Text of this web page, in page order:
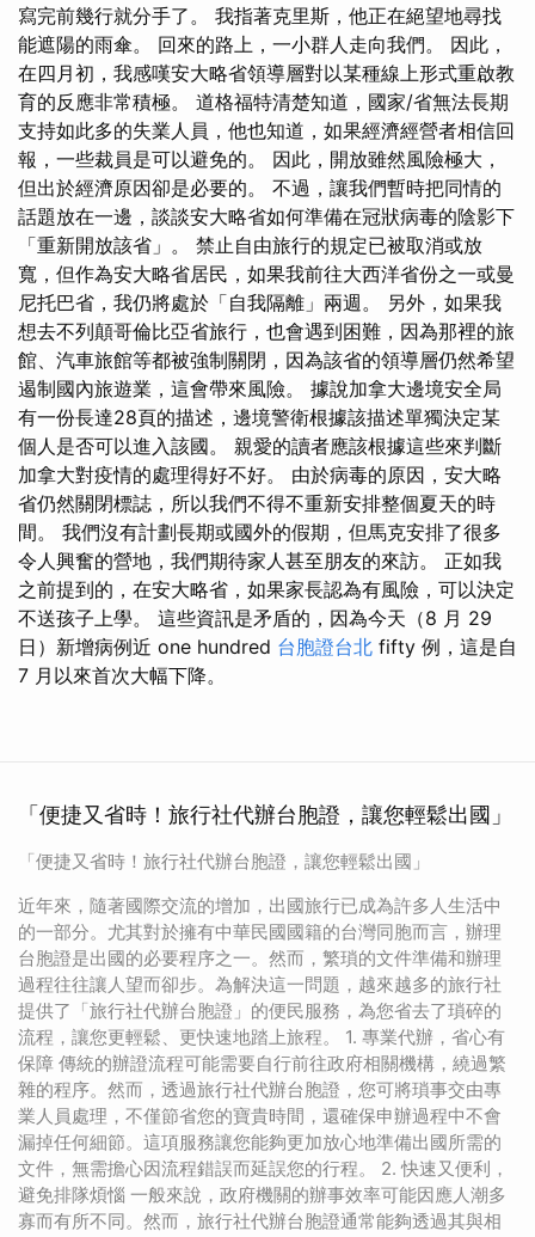
寫完前幾行就分手了。 我指著克里斯，他正在絕望地尋找
能遮陽的雨傘。 回來的路上，一小群人走向我們。 因此，
在四月初，我感嘆安大略省領導層對以某種線上形式重啟教
育的反應非常積極。 道格福特清楚知道，國家/省無法長期
支持如此多的失業人員，他也知道，如果經濟經營者相信回
報，一些裁員是可以避免的。 因此，開放雖然風險極大，
但出於經濟原因卻是必要的。 不過，讓我們暫時把同情的
話題放在一邊，談談安大略省如何準備在冠狀病毒的陰影下
「重新開放該省」。 禁止自由旅行的規定已被取消或放
寬，但作為安大略省居民，如果我前往大西洋省份之一或曼
尼托巴省，我仍將處於「自我隔離」兩週。 另外，如果我
想去不列顛哥倫比亞省旅行，也會遇到困難，因為那裡的旅
館、汽車旅館等都被強制關閉，因為該省的領導層仍然希望
遏制國內旅遊業，這會帶來風險。 據說加拿大邊境安全局
有一份長達28頁的描述，邊境警衛根據該描述單獨決定某
個人是否可以進入該國。 親愛的讀者應該根據這些來判斷
加拿大對疫情的處理得好不好。 由於病毒的原因，安大略
省仍然關閉標誌，所以我們不得不重新安排整個夏天的時
間。 我們沒有計劃長期或國外的假期，但馬克安排了很多
令人興奮的營地，我們期待家人甚至朋友的來訪。 正如我
之前提到的，在安大略省，如果家長認為有風險，可以決定
不送孩子上學。 這些資訊是矛盾的，因為今天（8 月 29
日）新增病例近 one hundred 台胞證台北 fifty 例，這是自
7 月以來首次大幅下降。
「便捷又省時！旅行社代辦台胞證，讓您輕鬆出國」
「便捷又省時！旅行社代辦台胞證，讓您輕鬆出國」
近年來，隨著國際交流的增加，出國旅行已成為許多人生活中
的一部分。尤其對於擁有中華民國國籍的台灣同胞而言，辦理
台胞證是出國的必要程序之一。然而，繁瑣的文件準備和辦理
過程往往讓人望而卻步。為解決這一問題，越來越多的旅行社
提供了「旅行社代辦台胞證」的便民服務，為您省去了瑣碎的
流程，讓您更輕鬆、更快速地踏上旅程。 1. 專業代辦，省心有
保障 傳統的辦證流程可能需要自行前往政府相關機構，繞過繁
雜的程序。然而，透過旅行社代辦台胞證，您可將瑣事交由專
業人員處理，不僅節省您的寶貴時間，還確保申辦過程中不會
漏掉任何細節。這項服務讓您能夠更加放心地準備出國所需的
文件，無需擔心因流程錯誤而延誤您的行程。 2. 快速又便利，
避免排隊煩惱 一般來說，政府機關的辦事效率可能因應人潮多
寡而有所不同。然而，旅行社代辦台胞證通常能夠透過其與相